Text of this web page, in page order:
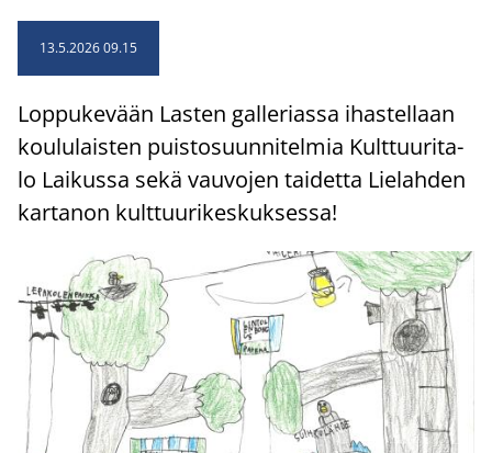
13.5.2026 09.15
Lop­pu­ke­vään Las­ten gal­le­rias­sa ihas­tel­laan
kou­lu­lais­ten puis­to­suun­ni­tel­mia Kult­tuu­ri­ta­
lo Lai­kus­sa sekä vau­vo­jen tai­det­ta Lie­lah­den
kar­ta­non kult­tuu­ri­kes­kuk­ses­sa!